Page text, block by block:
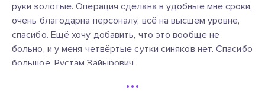
руки золотые. Операция сделана в удобные мне сроки,
очень благодарна персоналу, всё на высшем уровне,
спасибо. Ещё хочу добавить, что это вообще не
больно, и у меня четвёртые сутки синяков нет. Спасибо
большое, Рустам Зайырович.
…